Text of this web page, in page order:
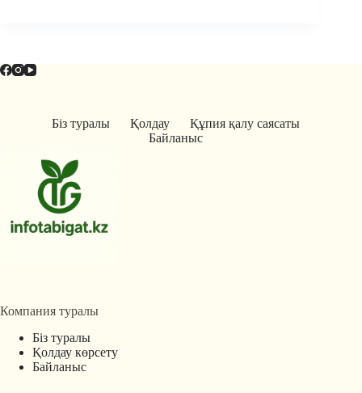
Біз туралы Қолдау
Құпия қалу саясаты
Байланыс
Компания туралы
Біз туралы
Қолдау көрсету
Байланыс